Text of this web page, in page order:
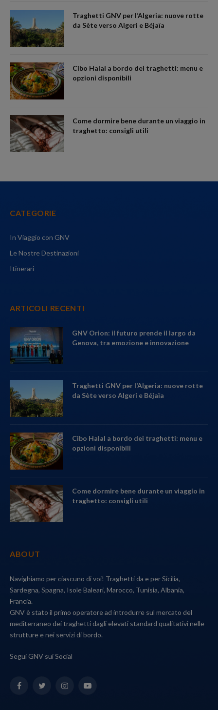
Traghetti GNV per l’Algeria: nuove rotte
da Sète verso Algeri e Béjaïa
Cibo Halal a bordo dei traghetti: menu e
opzioni disponibili
Come dormire bene durante un viaggio in
traghetto: consigli utili
CATEGORIE
In Viaggio con GNV
Le Nostre Destinazioni
Itinerari
ARTICOLI RECENTI
GNV Orion: il futuro prende il largo da
Genova, tra emozione e innovazione
Traghetti GNV per l’Algeria: nuove rotte
da Sète verso Algeri e Béjaïa
Cibo Halal a bordo dei traghetti: menu e
opzioni disponibili
Come dormire bene durante un viaggio in
traghetto: consigli utili
ABOUT
Navighiamo per ciascuno di voi! Traghetti da e per Sicilia,
Sardegna, Spagna, Isole Baleari, Marocco, Tunisia, Albania,
Francia.
GNV è stato il primo operatore ad introdurre sul mercato del
mediterraneo dei traghetti dagli elevati standard qualitativi nelle
strutture e nei servizi di bordo.
Segui GNV sui Social
FacebookTwitterInstagramYouTube